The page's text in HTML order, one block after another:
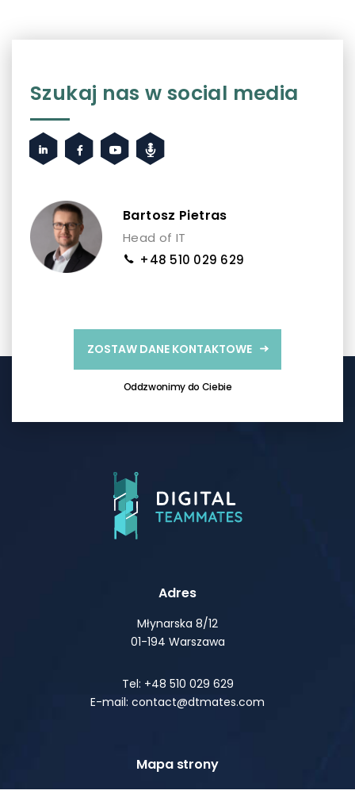
Szukaj nas w social media
Bartosz Pietras
Head of IT
+48 510 029 629
ZOSTAW DANE KONTAKTOWE
Oddzwonimy do Ciebie
Adres
Młynarska 8/12
01-194 Warszawa
Tel: +48 510 029 629
E-mail: contact@dtmates.com
Mapa strony